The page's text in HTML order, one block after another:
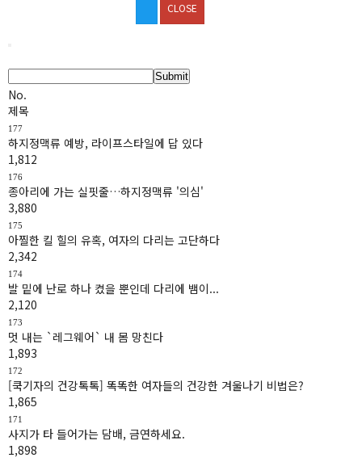
CLOSE
Submit
No.
제목
177
하지정맥류 예방, 라이프스타일에 답 있다
1,812
176
종아리에 가는 실핏줄…하지정맥류 '의심'
3,880
175
아찔한 킬 힐의 유혹, 여자의 다리는 고단하다
2,342
174
발 밑에 난로 하나 켰을 뿐인데 다리에 뱀이...
2,120
173
멋 내는 `레그웨어` 내 몸 망친다
1,893
172
[쿡기자의 건강톡톡] 똑똑한 여자들의 건강한 겨울나기 비법은?
1,865
171
사지가 타 들어가는 담배, 금연하세요.
1,898